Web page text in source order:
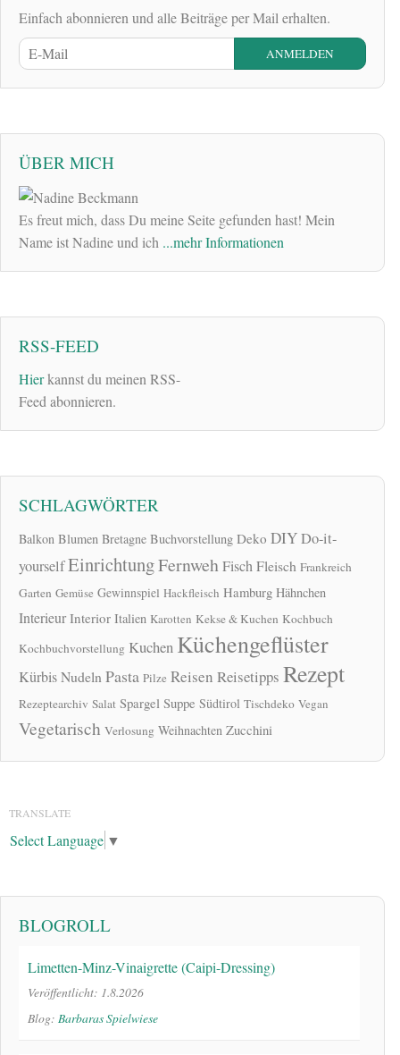
Einfach abonnieren und alle Beiträge per Mail erhalten.
ÜBER MICH
Es freut mich, dass Du meine Seite gefunden hast! Mein
Name ist Nadine und ich ...mehr Informationen
RSS-FEED
Hierkannst du meinen RSS-
Feed abonnieren.
SCHLAGWÖRTER
Balkon Blumen Bretagne Buchvorstellung Deko DIYDo-it-
yourselfEinrichtungFernwehFischFleisch Frankreich
Garten Gemüse Gewinnspiel Hackfleisch Hamburg Hähnchen
Interieur Interior Italien Karotten Kekse & Kuchen Kochbuch
Kochbuchvorstellung Kuchen Küchengeflüster
KürbisNudeln Pasta Pilze Reisen Reisetipps Rezept
Rezeptearchiv Salat Spargel Suppe Südtirol Tischdeko Vegan
Vegetarisch Verlosung Weihnachten Zucchini
TRANSLATE
Select Language ▼
BLOGROLL
Limetten-Minz-Vinaigrette (Caipi-Dressing)
Veröffentlicht: 1.8.2026
Blog: Barbaras Spielwiese